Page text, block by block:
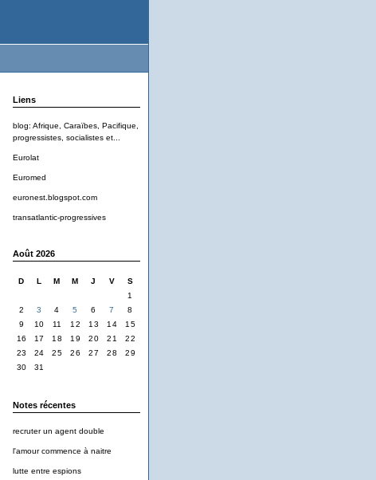
Liens
blog: Afrique, Caraïbes, Pacifique,
progressistes, socialistes et...
Eurolat
Euromed
euronest.blogspot.com
transatlantic-progressives
Août 2026
D L M M J V
S
1
2
3 4 5 6 7
8
9
10 11 12 13 14
15
16
17 18 19 20 21
22
23
24 25 26 27 28
29
30
31
Notes récentes
recruter un agent double
l'amour commence à naitre
lutte entre espions